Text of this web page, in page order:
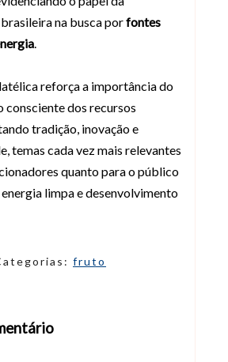
na busca porfontes
reforça a importância do
dos recursos
tradição, inovação e
temas cada vez mais relevantes
quanto para o público
limpa e desenvolvimento
fruto